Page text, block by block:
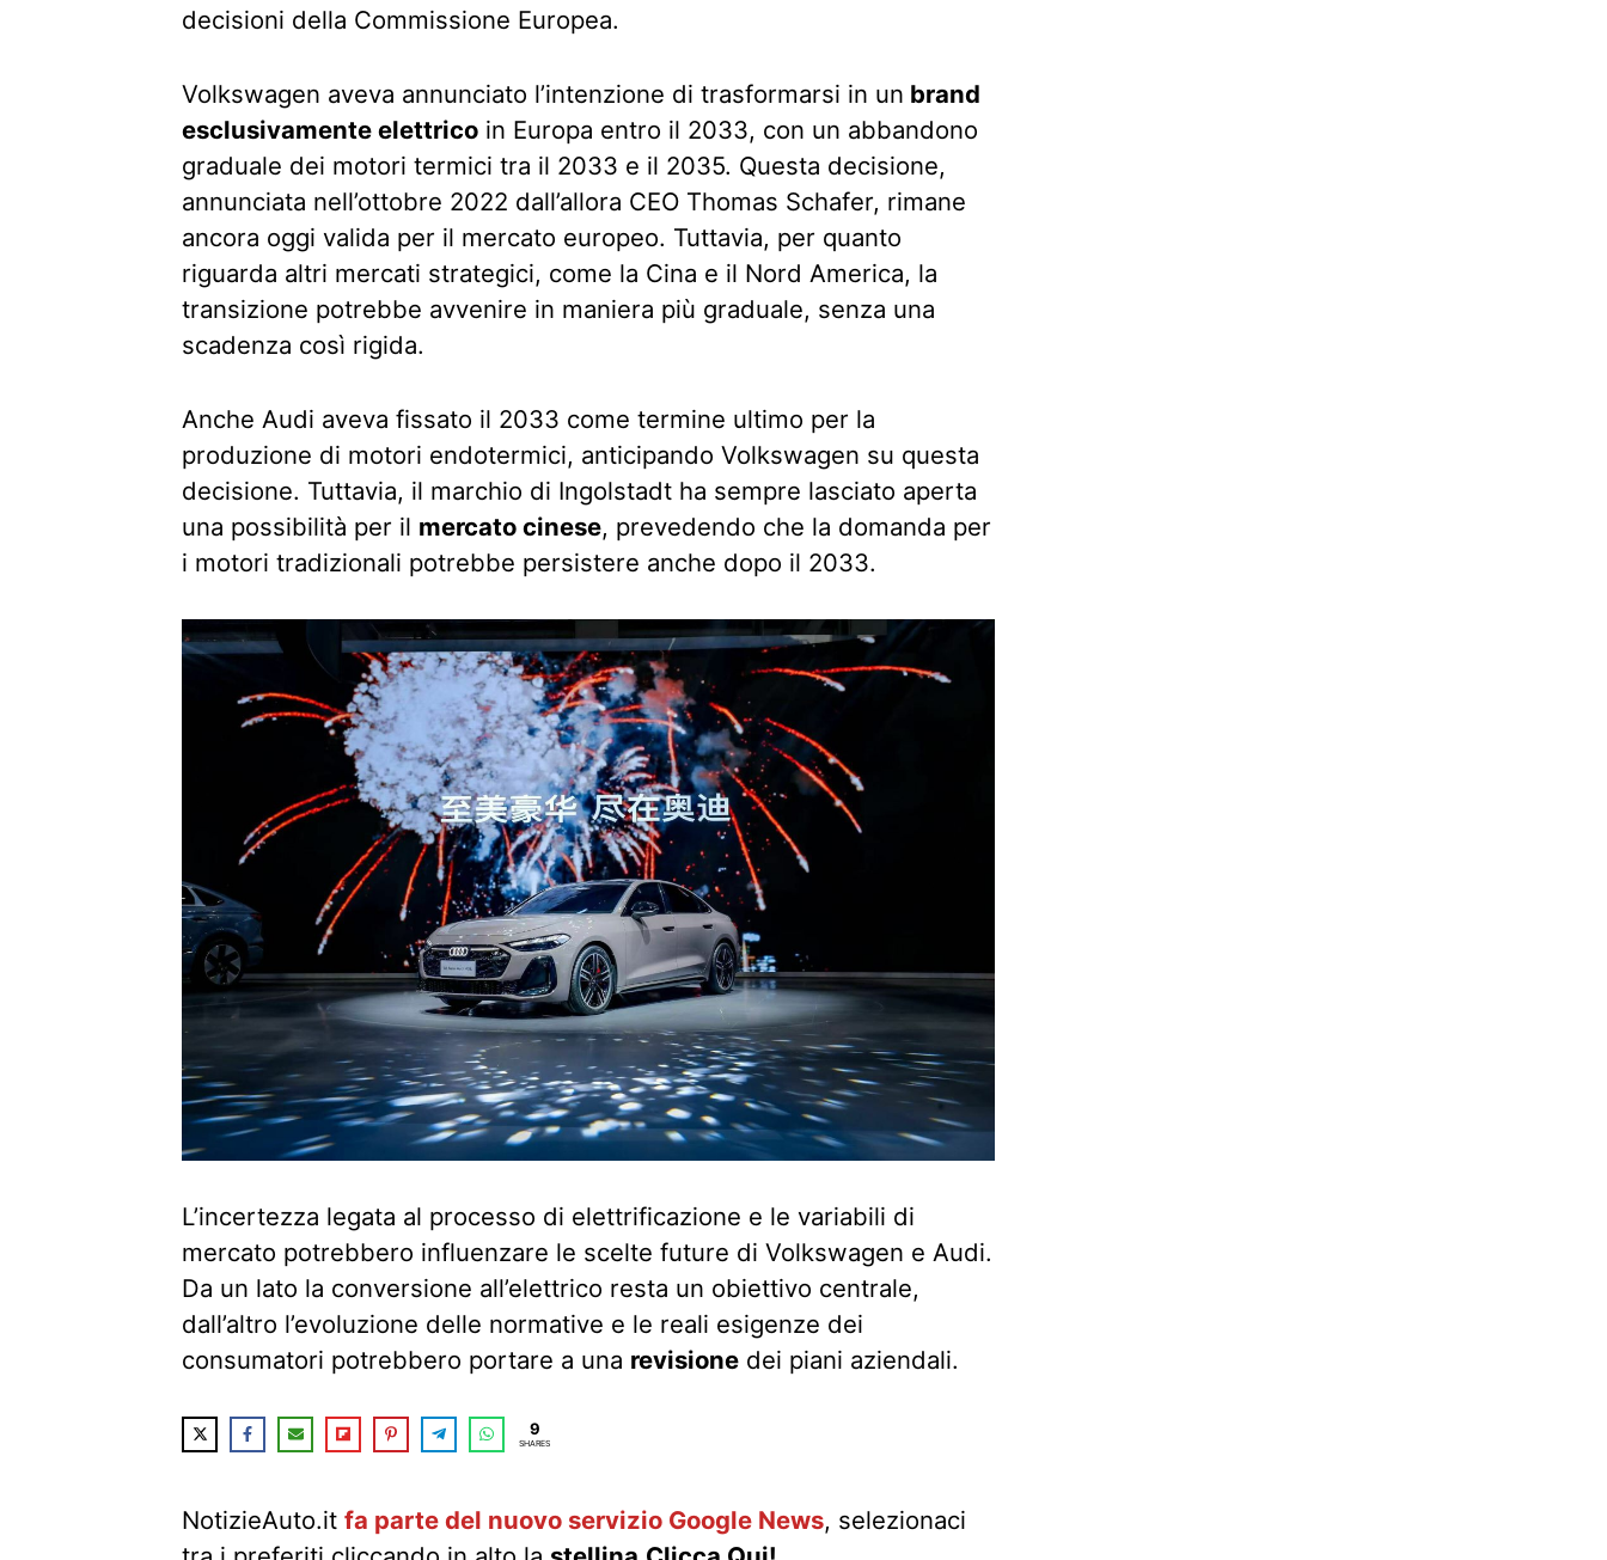
decisioni della Commissione Europea.
Volkswagen aveva annunciato l’intenzione di trasformarsi in un brand
esclusivamente elettrico in Europa entro il 2033, con un abbandono
graduale dei motori termici tra il 2033 e il 2035. Questa decisione,
annunciata nell’ottobre 2022 dall’allora CEO Thomas Schafer, rimane
ancora oggi valida per il mercato europeo. Tuttavia, per quanto
riguarda altri mercati strategici, come la Cina e il Nord America, la
transizione potrebbe avvenire in maniera più graduale, senza una
scadenza così rigida.
Anche Audi aveva fissato il 2033 come termine ultimo per la
produzione di motori endotermici, anticipando Volkswagen su questa
decisione. Tuttavia, il marchio di Ingolstadt ha sempre lasciato aperta
una possibilità per il mercato cinese, prevedendo che la domanda per
i motori tradizionali potrebbe persistere anche dopo il 2033.
L’incertezza legata al processo di elettrificazione e le variabili di
mercato potrebbero influenzare le scelte future di Volkswagen e Audi.
Da un lato la conversione all’elettrico resta un obiettivo centrale,
dall’altro l’evoluzione delle normative e le reali esigenze dei
consumatori potrebbero portare a una revisione dei piani aziendali.
9
SHARES
NotizieAuto.it fa parte del nuovo servizio Google News, selezionaci